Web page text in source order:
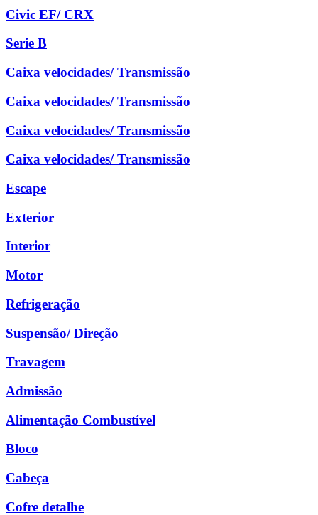
Civic EF/ CRX
Serie B
Caixa velocidades/ Transmissão
Caixa velocidades/ Transmissão
Caixa velocidades/ Transmissão
Caixa velocidades/ Transmissão
Escape
Exterior
Interior
Motor
Refrigeração
Suspensão/ Direção
Travagem
Admissão
Alimentação Combustível
Bloco
Cabeça
Cofre detalhe